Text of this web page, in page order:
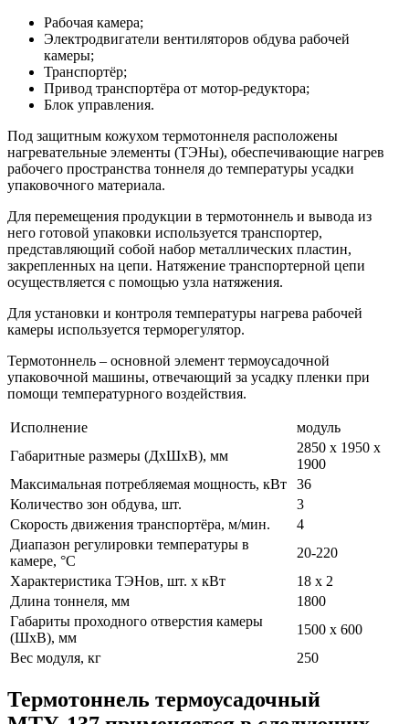
Рабочая камера;
Электродвигатели вентиляторов обдува рабочей
камеры;
Транспортёр;
Привод транспортёра от мотор-редуктора;
Блок управления.
Под защитным кожухом термотоннеля расположены
нагревательные элементы (ТЭНы), обеспечивающие нагрев
рабочего пространства тоннеля до температуры усадки
упаковочного материала.
Для перемещения продукции в термотоннель и вывода из
него готовой упаковки используется транспортер,
представляющий собой набор металлических пластин,
закрепленных на цепи. Натяжение транспортерной цепи
осуществляется с помощью узла натяжения.
Для установки и контроля температуры нагрева рабочей
камеры используется терморегулятор.
Термотоннель – основной элемент термоусадочной
упаковочной машины, отвечающий за усадку пленки при
помощи температурного воздействия.
Исполнение
модуль
Габаритные размеры (ДхШхВ), мм
2850 х 1950 х
1900
Максимальная потребляемая мощность, кВт
36
Количество зон обдува, шт.
3
Скорость движения транспортёра, м/мин.
4
Диапазон регулировки температуры в
камере, °С
20-220
Характеристика ТЭНов, шт. х кВт
18 x 2
Длина тоннеля, мм
1800
Габариты проходного отверстия камеры
(ШхВ), мм
1500 х 600
Вес модуля, кг
250
Термотоннель термоусадочный